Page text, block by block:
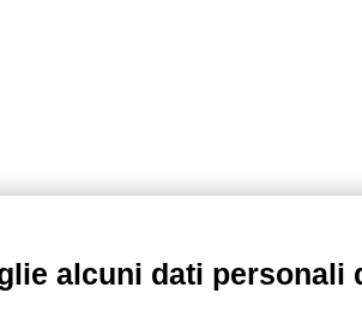
alcuni dati personali